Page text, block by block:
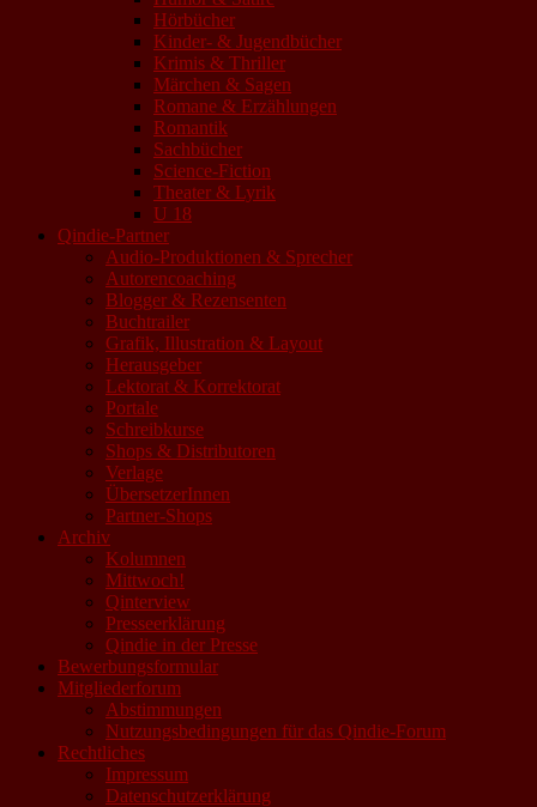
Hörbücher
Kinder- & Jugendbücher
Krimis & Thriller
Märchen & Sagen
Romane & Erzählungen
Romantik
Sachbücher
Science-Fiction
Theater & Lyrik
U 18
Qindie-Partner
Audio-Produktionen & Sprecher
Autorencoaching
Blogger & Rezensenten
Buchtrailer
Grafik, Illustration & Layout
Herausgeber
Lektorat & Korrektorat
Portale
Schreibkurse
Shops & Distributoren
Verlage
ÜbersetzerInnen
Partner-Shops
Archiv
Kolumnen
Mittwoch!
Qinterview
Presseerklärung
Qindie in der Presse
Bewerbungsformular
Mitgliederforum
Abstimmungen
Nutzungsbedingungen für das Qindie-Forum
Rechtliches
Impressum
Datenschutzerklärung